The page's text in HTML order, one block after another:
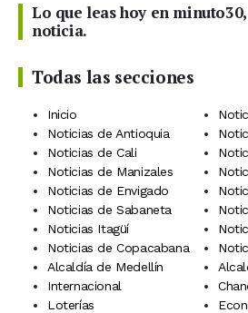
Lo que leas hoy en
noticia.
Todas las secciones
Inicio
Noticias de Antioquia
Noticias de Cali
Noticias de Manizales
Noticias de Envigado
Noticias de Sabaneta
Noticias Itagüí
Noticias de Copacabana
Alcaldía de Medellín
Internacional
Loterías